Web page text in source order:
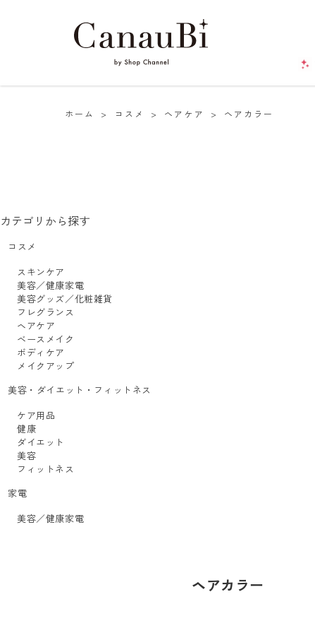
ホーム > コスメ > ヘアケア > ヘアカラー
カテゴリから探す
コスメ
スキンケア
美容／健康家電
美容グッズ／化粧雑貨
フレグランス
ヘアケア
ベースメイク
ボディケア
メイクアップ
美容・ダイエット・フィットネス
ケア用品
健康
ダイエット
美容
フィットネス
家電
美容／健康家電
ヘアカラー